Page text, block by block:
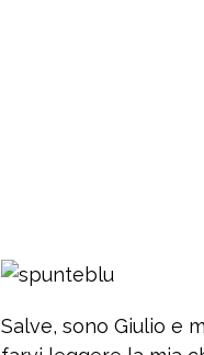
Salve, sono Giulio e